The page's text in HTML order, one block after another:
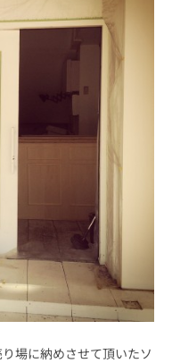
場に納めさせて頂いたソ